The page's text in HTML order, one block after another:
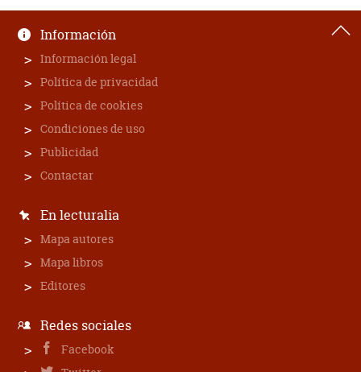
Información
Información legal
Política de privacidad
Política de cookies
Condiciones de uso
Publicidad
Contactar
En lecturalia
Mapa autores
Mapa libros
Editores
Redes sociales
Facebook